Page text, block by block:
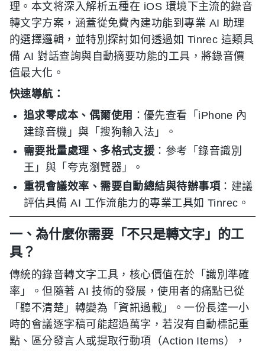
理。本文将深入解析五種在 iOS 環境下主流的錄音
轉文字方案，涵蓋從免費內建功能到專業 AI 助理
的選擇邏輯，並特別探討如何透過如 Tinrec 這類具
備 AI 對話查詢與自動摘要功能的工具，將錄音價
值最大化。
快速導航：
追求零成本、偶爾使用 ：優先查看「iPhone 內
建錄音機」與「搜狗輸入法」。
需要批量處理、多格式支援 ：參考「錄音識別
王」與「夸克瀏覽器」。
重視會議效率、需要自動總結與待辦事項 ：建議
評估具備 AI 工作流能力的專業工具如 Tinrec。
一、為什麼你需要「不只是轉文字」的工
具？
傳統的錄音轉文字工具，核心價值在於「識別準確
率」。但隨著 AI 技術的發展，使用者的痛點已從
「聽不清楚」轉變為「資訊過載」。一份長達一小
時的會議逐字稿可能超過萬字，若沒有自動標記重
點、區分發言人或提取行動項（Action Items），